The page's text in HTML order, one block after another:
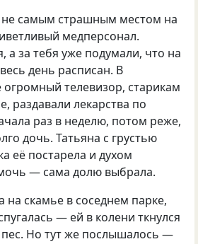
самым страшным местом на
медперсонал.
а за тебя уже подумали, что на
день расписан. В
телевизор, старикам
раздавали лекарства по
раз в неделю, потом реже,
дочь. Татьяна с грустью
её постарела и духом
— сама долю выбрала.
на скамье в соседнем парке,
— ей в колени ткнулся
Но тут же послышалось —